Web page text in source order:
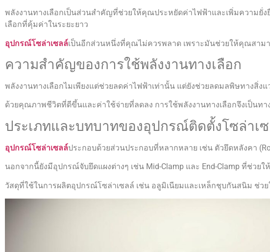
พลังงานทางเลือกเป็นส่วนสำคัญที่ช่วยให้คุณประหยัดค่าไฟฟ้าและเพิ่มความ
เลือกที่คุ้มค่าในระยะยาว
อุปกรณ์โซล่าเซลล์เป็นอีกส่วนหนึ่งที่คุณไม่ควรพลาด เพราะมันช่วยให้คุณสาม
ความสำคัญของการใช้พลังงานทางเลือก
พลังงานทางเลือกไมเพียงแต่ช่วยลดค่าไฟฟ้าเท่านั้น แต่ยังช่วยลดมลพิษทางสิ่ง
ด้วยคุณภาพชีวิตที่ดีขึ้นและค่าใช้จ่ายที่ลดลง การใช้พลังงานทางเลือกจึงเป็นท
ประเภทและบทบาทของอุปกรณ์ติดตั้งโซล่าเ
อุปกรณ์โซล่าเซลล์ประกอบด้วยส่วนประกอบที่หลากหลาย เช่น ตัวยึดหลังคา
นอกจากนี้ยังมีอุปกรณ์จับยึดแผงต่างๆ เช่น Mid-Clamp และ End-Clamp ที่ช่วย
วัสดุที่ใช้ในการผลิตอุปกรณ์โซล่าเซลล์ เช่น อลูมิเนียมและเหล็กชุบกันสนิม ช่